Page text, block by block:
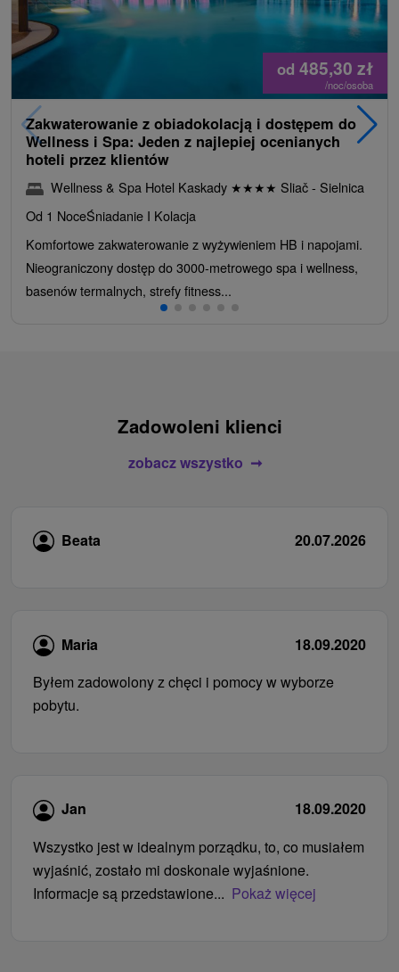
od 485,30 zł
/noc/osoba
Zakwaterowanie z obiadokolacją i dostępem do
Wellness i Spa: Jeden z najlepiej ocenianych
hoteli przez klientów
Wellness & Spa Hotel Kaskady ★★★★ Sliač - Sielnica
Od 1 NoceŚniadanie I Kolacja
Komfortowe zakwaterowanie z wyżywieniem HB i napojami.
Nieograniczony dostęp do 3000-metrowego spa i wellness,
basenów termalnych, strefy fitness...
Zadowoleni klienci
zobacz wszystko
Beata 20.07.2026
Maria
18.09.2020
Byłem zadowolony z chęci i pomocy w wyborze
pobytu.
Jan
18.09.2020
Wszystko jest w idealnym porządku, to, co musiałem
wyjaśnić, zostało mi doskonale wyjaśnione.
Informacje są przedstawione... Pokaż więcej